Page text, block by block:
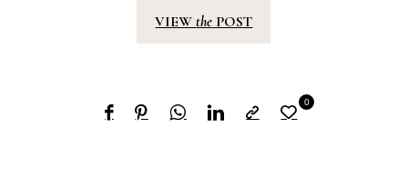
VIEWthe POST
0